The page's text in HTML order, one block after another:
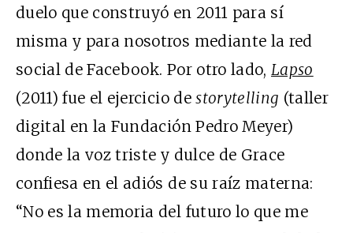
duelo que construyó en 2011 para sí
misma y para nosotros mediante la red
social de Facebook. Por otro lado, Lapso
(2011) fue el ejercicio destorytelling (taller
digital en la Fundación Pedro Meyer)
donde la voz triste y dulce de Grace
confiesa en el adiós de su raíz materna:
“No es la memoria del futuro lo que me